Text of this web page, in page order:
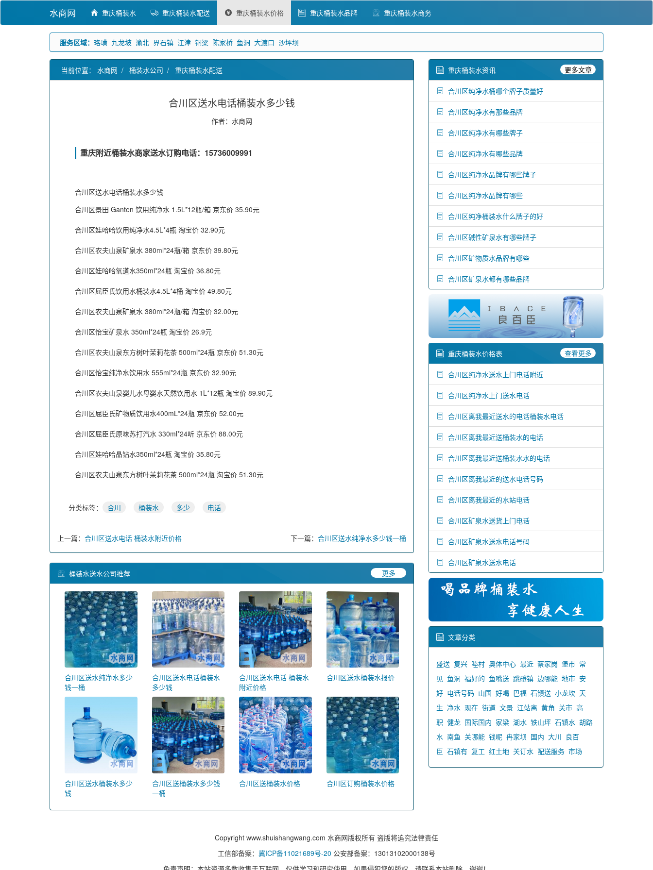
水商网 重庆桶装水 重庆桶装水配送 重庆桶装水价格 重庆桶装水品牌 重庆桶装水商务
服务区域： 珞璜 九龙坡 渝北 界石镇 江津 铜梁 陈家桥 鱼洞 大渡口 沙坪坝
当前位置： 水商网 / 桶装水公司 / 重庆桶装水配送
合川区送水电话桶装水多少钱
作者：水商网
重庆附近桶装水商家送水订购电话：15736009991
合川区送水电话桶装水多少钱
合川区景田 Ganten 饮用纯净水 1.5L*12瓶/箱 京东价 35.90元
合川区娃哈哈饮用纯净水4.5L*4瓶 淘宝价 32.90元
合川区农夫山泉矿泉水 380ml*24瓶/箱 京东价 39.80元
合川区娃哈哈氧道水350ml*24瓶 淘宝价 36.80元
合川区屈臣氏饮用水桶装水4.5L*4桶 淘宝价 49.80元
合川区农夫山泉矿泉水 380ml*24瓶/箱 淘宝价 32.00元
合川区怡宝矿泉水 350ml*24瓶 淘宝价 26.9元
合川区农夫山泉东方树叶茉莉花茶 500ml*24瓶 京东价 51.30元
合川区怡宝纯净水饮用水 555ml*24瓶 京东价 32.90元
合川区农夫山泉婴儿水母婴水天然饮用水 1L*12瓶 淘宝价 89.90元
合川区屈臣氏矿物质饮用水400mL*24瓶 京东价 52.00元
合川区屈臣氏原味苏打汽水 330ml*24听 京东价 88.00元
合川区娃哈哈晶钻水350ml*24瓶 淘宝价 35.80元
合川区农夫山泉东方树叶茉莉花茶 500ml*24瓶 淘宝价 51.30元
分类标签： 合川 桶装水 多少 电话
上一篇： 合川区送水电话 桶装水附近价格 下一篇： 合川区送水纯净水多少钱一桶
桶装水送水公司推荐 更多
合川区送水纯净水多少
钱一桶
合川区送水电话桶装水
多少钱
合川区送水电话 桶装水
附近价格
合川区送水桶装水报价
合川区送水桶装水多少
钱
合川区送桶装水多少钱
一桶
合川区送桶装水价格 合川区订购桶装水价格
重庆桶装水资讯 更多文章
合川区纯净水桶哪个牌子质量好
合川区纯净水有那些品牌
合川区纯净水有哪些牌子
合川区纯净水有哪些品牌
合川区纯净水品牌有哪些牌子
合川区纯净水品牌有哪些
合川区纯净桶装水什么牌子的好
合川区碱性矿泉水有哪些牌子
合川区矿物质水品牌有哪些
合川区矿泉水都有哪些品牌
重庆桶装水价格表 查看更多
合川区纯净水送水上门电话附近
合川区纯净水上门送水电话
合川区离我最近送水的电话桶装水电话
合川区离我最近送桶装水的电话
合川区离我最近送桶装水水的电话
合川区离我最近的送水电话号码
合川区离我最近的水站电话
合川区矿泉水送货上门电话
合川区矿泉水送水电话号码
合川区矿泉水送水电话
文章分类
盛送 复兴 睦村 奥体中心 最近 蔡家岗 堡市 常
见 鱼洞 福好的 鱼嘴送 跳磴镇 边哪能 地市 安
好 电话号码 山国 好喝 巴福 石镇送 小龙坎 天
生 净水 现在 街道 文景 江站离 黄角 关市 高
职 健龙 国际国内 家梁 湖水 铁山坪 石镇水 胡路
水 南鱼 关哪能 钱呢 冉家坝 国内 大川 良百
臣 石镇有 复工 红土地 关订水 配送服务 市场
Copyright www.shuishangwang.com 水商网版权所有 盗版将追究法律责任
工信部备案： 冀ICP备11021689号-20 公安部备案：13013102000138号